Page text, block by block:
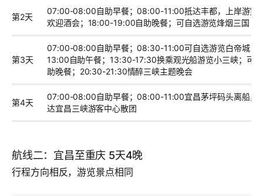
第2天
07:00-08:00自助早餐；08:00-11:00抵达丰都，上岸游
欢迎酒会；18:00-19:00自助晚餐；可自选游览烽烟三国
第3天
07:00-08:00自助早餐；08:30-11:00可自选游览白帝城（
13:00自助午餐；13:30-17:30换乘观光船游览小三峡；可
助晚餐；20:30-21:30情醉三峡主题晚会
第4天
07:00-08:00自助早餐；08:00-11:00宜昌茅坪码头离船，
达宜昌三峡游客中心散团
航线二：宜昌至重庆 5天4晚
行程方向相反，游览景点相同